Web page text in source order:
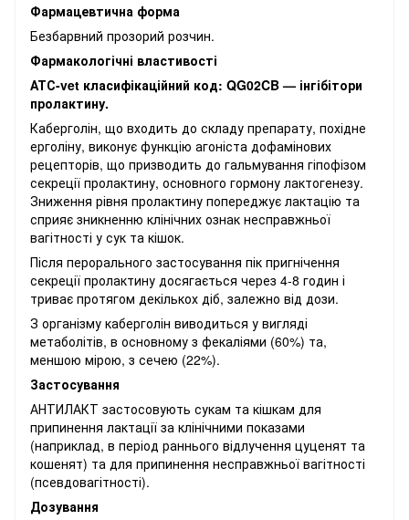
Фармацевтична форма
Безбарвний прозорий розчин.
Фармакологічні властивості
АТС-vet класифікаційний код: QG02CB — інгібітори
пролактину.
Каберголін, що входить до складу препарату, похідне
ерголіну, виконує функцію агоніста дофамінових
рецепторів, що призводить до гальмування гіпофізом
секреції пролактину, основного гормону лактогенезу.
Зниження рівня пролактину попереджує лактацію та
сприяє зникненню клінічних ознак несправжньої
вагітності у сук та кішок.
Після перорального застосування пік пригнічення
секреції пролактину досягається через 4-8 годин і
триває протягом декількох діб, залежно від дози.
З організму каберголін виводиться у вигляді
метаболітів, в основному з фекаліями (60%) та,
меншою мірою, з сечею (22%).
Застосування
АНТИЛАКТ застосовують сукам та кішкам для
припинення лактації за клінічними показами
(наприклад, в період раннього відлучення цуценят та
кошенят) та для припинення несправжньої вагітності
(псевдовагітності).
Дозування